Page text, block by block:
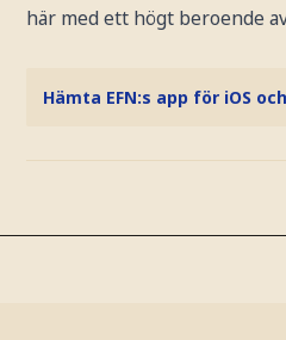
här med ett högt beroende
Hämta EFN:s app för iOS